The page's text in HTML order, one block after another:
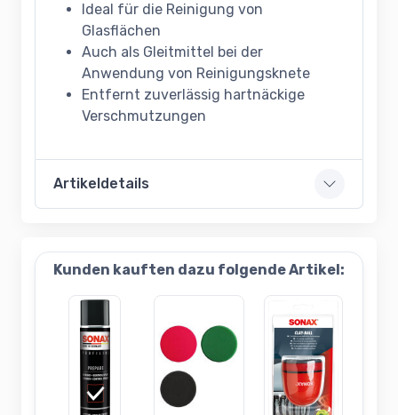
Ideal für die Reinigung von
Glasflächen
Auch als Gleitmittel bei der
Anwendung von Reinigungsknete
Entfernt zuverlässig hartnäckige
Verschmutzungen
Artikeldetails
Kunden kauften dazu folgende Artikel: